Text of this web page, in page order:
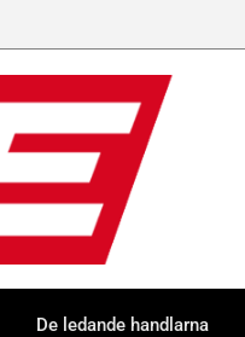
De ledande handlarna